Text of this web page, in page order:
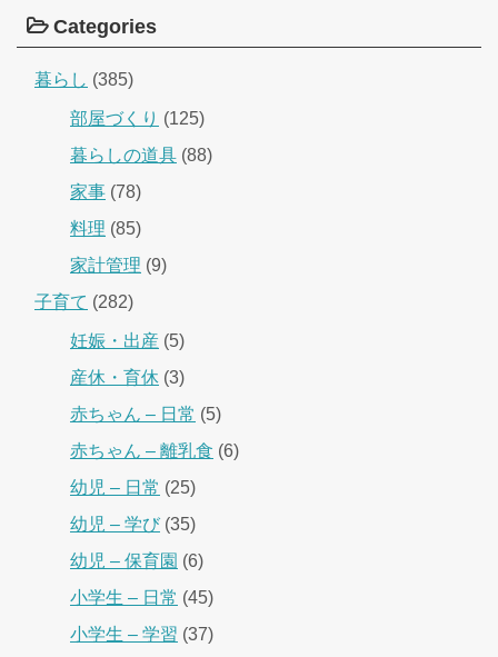
Categories
暮らし (385)
部屋づくり (125)
暮らしの道具 (88)
家事 (78)
料理 (85)
家計管理 (9)
子育て (282)
妊娠・出産 (5)
産休・育休 (3)
赤ちゃん – 日常 (5)
赤ちゃん – 離乳食 (6)
幼児 – 日常 (25)
幼児 – 学び(35)
幼児 – 保育園 (6)
小学生 – 日常 (45)
小学生 – 学習 (37)